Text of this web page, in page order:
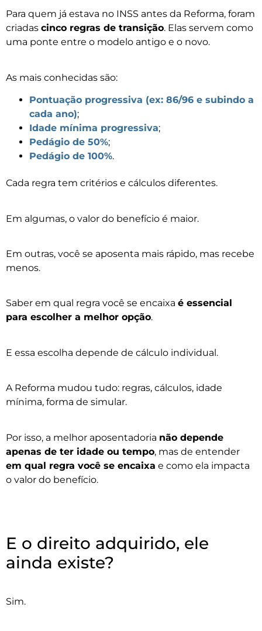
Para quem já estava no INSS antes da Reforma, foram
criadas cinco regras de transição. Elas servem como
uma ponte entre o modelo antigo e o novo.
As mais conhecidas são:
Pontuação progressiva (ex: 86/96 e subindo a
cada ano);
Idade mínima progressiva;
Pedágio de 50%;
Pedágio de 100%.
Cada regra tem critérios e cálculos diferentes.
Em algumas, o valor do benefício é maior.
Em outras, você se aposenta mais rápido, mas recebe
menos.
Saber em qual regra você se encaixa é essencial
para escolher a melhor opção.
E essa escolha depende de cálculo individual.
A Reforma mudou tudo: regras, cálculos, idade
mínima, forma de simular.
Por isso, a melhor aposentadoria não depende
apenas de ter idade ou tempo, mas de entender
em qual regra você se encaixa e como ela impacta
o valor do benefício.
E o direito adquirido, ele
ainda existe?
Sim.